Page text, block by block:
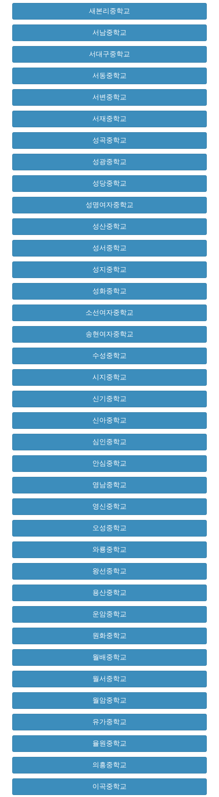
새본리중학교
서남중학교
서대구중학교
서동중학교
서변중학교
서재중학교
성곡중학교
성광중학교
성당중학교
성명여자중학교
성산중학교
성서중학교
성지중학교
성화중학교
소선여자중학교
송현여자중학교
수성중학교
시지중학교
신기중학교
신아중학교
심인중학교
안심중학교
영남중학교
영신중학교
오성중학교
와룡중학교
왕선중학교
용산중학교
운암중학교
원화중학교
월배중학교
월서중학교
월암중학교
유가중학교
율원중학교
의흥중학교
이곡중학교